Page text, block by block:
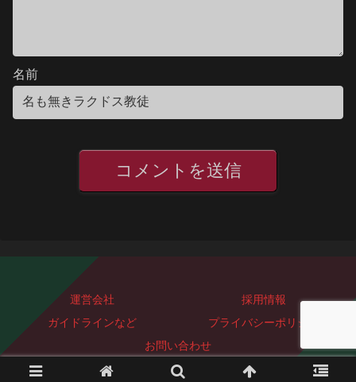
名前
運営会社
採用情報
ガイドラインなど
プライバシーポリシー
お問い合わせ
Copyright © 2023-2026 ぐっどぴーす株式会社 All Rights Reserved.